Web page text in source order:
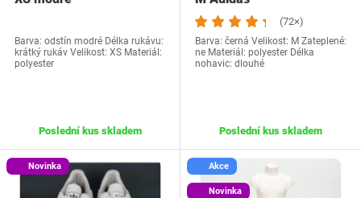
Barva: odstín modré Délka rukávu:
krátký rukáv Velikost: XS Materiál:
polyester
Poslední kus skladem
(72×)
Barva: černá Velikost: M Zateplené:
ne Materiál: polyester Délka
nohavic: dlouhé
Poslední kus skladem
Novinka Akce
Novinka